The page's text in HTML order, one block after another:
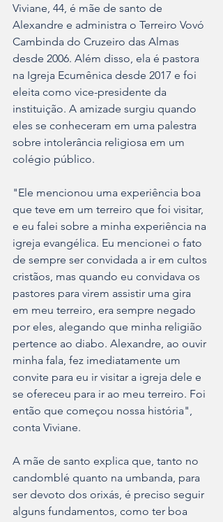
Viviane, 44, é mãe de santo de
Alexandre e administra o Terreiro Vovó
Cambinda do Cruzeiro das Almas
desde 2006. Além disso, ela é pastora
na Igreja Ecumênica desde 2017 e foi
eleita como vice-presidente da
instituição. A amizade surgiu quando
eles se conheceram em uma palestra
sobre intolerância religiosa em um
colégio público.
"Ele mencionou uma experiência boa
que teve em um terreiro que foi visitar,
e eu falei sobre a minha experiência na
igreja evangélica. Eu mencionei o fato
de sempre ser convidada a ir em cultos
cristãos, mas quando eu convidava os
pastores para virem assistir uma gira
em meu terreiro, era sempre negado
por eles, alegando que minha religião
pertence ao diabo. Alexandre, ao ouvir
minha fala, fez imediatamente um
convite para eu ir visitar a igreja dele e
se ofereceu para ir ao meu terreiro. Foi
então que começou nossa história",
conta Viviane.
A mãe de santo explica que, tanto no
candomblé quanto na umbanda, para
ser devoto dos orixás, é preciso seguir
alguns fundamentos, como ter boa